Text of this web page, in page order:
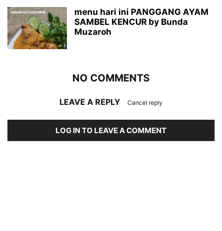
menu hari ini PANGGANG AYAM
SAMBEL KENCUR by Bunda
Muzaroh
NO COMMENTS
LEAVE A REPLY Cancel reply
LOG IN TO LEAVE A COMMENT